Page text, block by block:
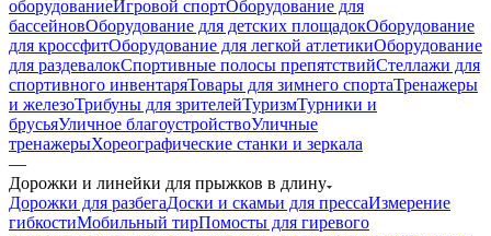
оборудованиеИгровой спортОборудование для
бассейновОборудование для детских площадокОборудование
для кроссфитОборудование для легкой атлетикиОборудование
для раздевалокСпортивные полосы препятствийСтеллажи для
спортивного инвентаряТовары для зимнего спортаТренажеры
и железоТрибуны для зрителейТуризмТурники и
брусьяУличное благоустройствоУличные
тренажерыХореографические станки и зеркала
—
Дорожки и линейки для прыжков в длину
Дорожки для разбегаДоски и скамьи для прессаИзмерение
гибкостиМобильный тирПомосты для гиревого